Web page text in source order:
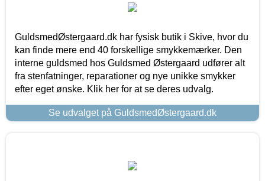
GuldsmedØstergaard.dk har fysisk butik i Skive, hvor du
kan finde mere end 40 forskellige smykkemærker. Den
interne guldsmed hos Guldsmed Østergaard udfører alt
fra stenfatninger, reparationer og nye unikke smykker
efter eget ønske. Klik her for at se deres udvalg.
Se udvalget på GuldsmedØstergaard.dk